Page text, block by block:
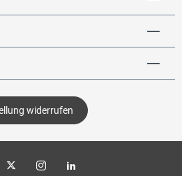
widerrufen